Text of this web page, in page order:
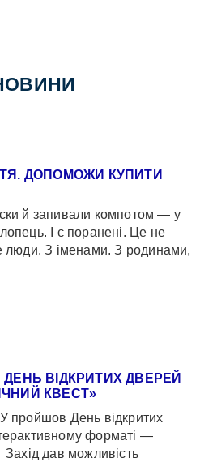
ДОПОМОЖИ КУПИТИ
й запивали компотом — у
І є поранені. Це не
люди. З іменами. З родинами,
ВІДКРИТИХ ДВЕРЕЙ
КВЕСТ»
пройшов День відкритих
форматі —
дав можливість